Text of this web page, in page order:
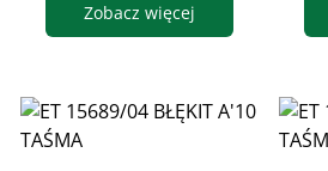
Zobacz więcej